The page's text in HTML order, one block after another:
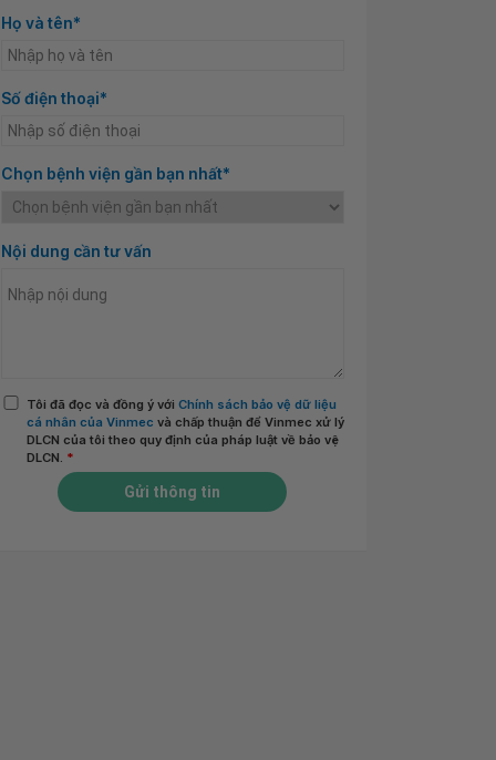
Họ và tên*
Số điện thoại*
Chọn bệnh viện gần bạn nhất*
Nội dung cần tư vấn
Tôi đã đọc và đồng ý với Chính sách bảo vệ dữ liệu
cá nhân của Vinmec và chấp thuận để Vinmec xử lý
DLCN của tôi theo quy định của pháp luật về bảo vệ
DLCN. *
Gửi thông tin